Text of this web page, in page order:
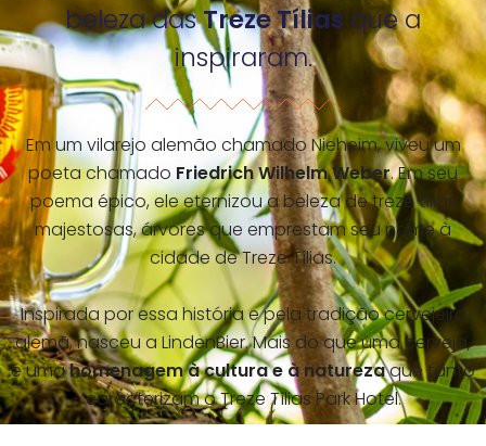
beleza dasTreze Tílias que a
inspiraram.
Em um vilarejo alemão chamado Nieheim, viveu um
poeta chamado Friedrich Wilhelm Weber. Em seu
poema épico, ele eternizou a beleza de treze tílias
majestosas, árvores que emprestam seu nome à
cidade de Treze Tílias.
Inspirada por essa história e pela tradição cervejeira
alemã, nasceu a LindenBier. Mais do que uma cerveja,
é umahomenagem à cultura e à naturezaque tanto
caracterizam o Treze Tílias Park Hotel.